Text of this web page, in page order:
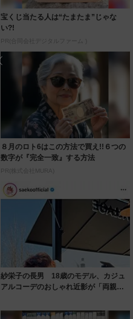
宝くじ当たる人は“たまたま”じゃな
い?!
PR(合同会社デジタルファーム )
８月のロト6はこの方法で買え!!６つの
数字が『完全一致』する方法
PR(株式会社MURA)
紗栄子の長男 18歳のモデル、カジュ
アルコーデのおしゃれ近影が「両親の